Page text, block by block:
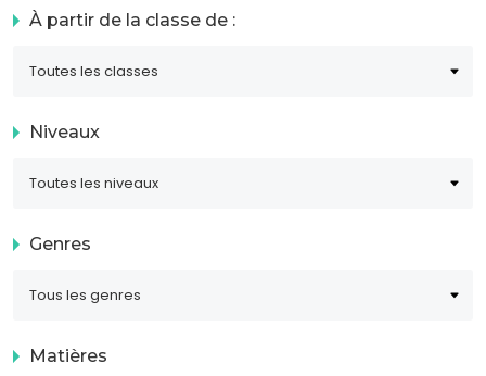
À partir de la classe de :
Niveaux
Genres
Matières